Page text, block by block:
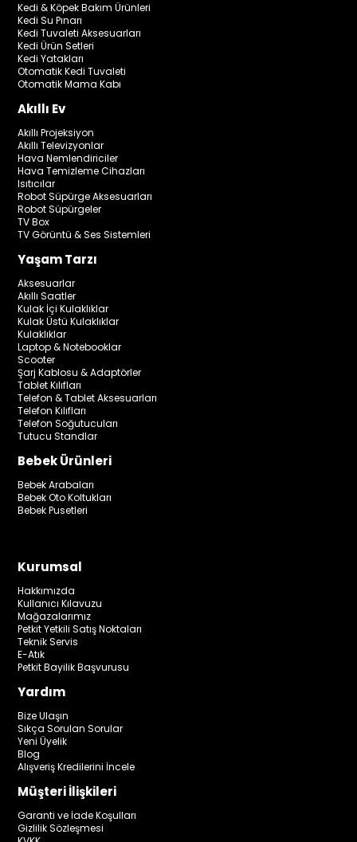
Kedi & Köpek Bakım Ürünleri
Kedi Su Pınarı
Kedi Tuvaleti Aksesuarları
Kedi Ürün Setleri
Kedi Yatakları
Otomatik Kedi Tuvaleti
Otomatik Mama Kabı
Akıllı Ev
Akıllı Projeksiyon
Akıllı Televizyonlar
Hava Nemlendiriciler
Hava Temizleme Cihazları
Isıtıcılar
Robot Süpürge Aksesuarları
Robot Süpürgeler
TV Box
TV Görüntü & Ses Sistemleri
Yaşam Tarzı
Aksesuarlar
Akıllı Saatler
Kulak İçi Kulaklıklar
Kulak Üstü Kulaklıklar
Kulaklıklar
Laptop & Notebooklar
Scooter
Şarj Kablosu & Adaptörler
Tablet Kılıfları
Telefon & Tablet Aksesuarları
Telefon Kılıfları
Telefon Soğutucuları
Tutucu Standlar
Bebek Ürünleri
Bebek Arabaları
Bebek Oto Koltukları
Bebek Pusetleri
Kurumsal
Hakkımızda
Kullanıcı Kılavuzu
Mağazalarımız
Petkit Yetkili Satış Noktaları
Teknik Servis
E-Atık
Petkit Bayilik Başvurusu
Yardım
Bize Ulaşın
Sıkça Sorulan Sorular
Yeni Üyelik
Blog
Alışveriş Kredilerini İncele
Müşteri İlişkileri
Garanti ve İade Koşulları
Gizlilik Sözleşmesi